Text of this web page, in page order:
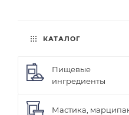
КАТАЛОГ
Пищевые
ингредиенты
Мастика,